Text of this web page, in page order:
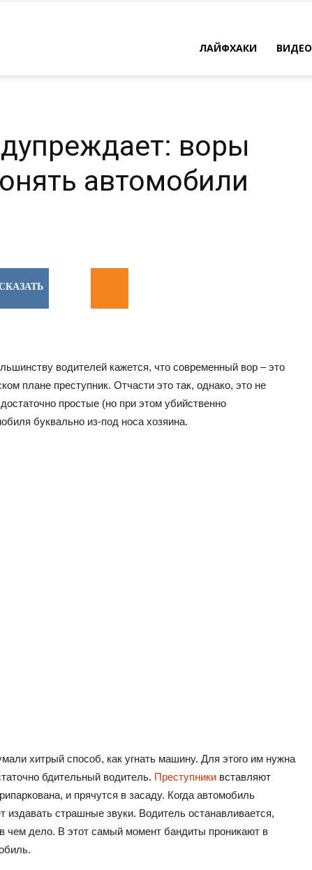
ЛАЙФХАКИ ВИДЕО
воры
автомобили
водителей кажется, что современный вор – это
плане преступник. Отчасти это так, однако, это не
простые (но при этом убийственно
буквально из-под носа хозяина.
хитрый способ, как угнать машину. Для этого им нужна
бдительный водитель. Преступники вставляют
и прячутся в засаду. Когда автомобиль
издавать страшные звуки. Водитель останавливается,
чем дело. В этот самый момент бандиты проникают в